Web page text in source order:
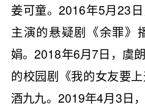
姜可童。2016年5月23
主演的悬疑剧《余罪》
娟。2018年6月7日，虞
的校园剧《我的女友要
酒九九。2019年4月3日